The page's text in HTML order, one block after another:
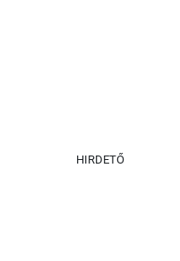
HIRDETŐ